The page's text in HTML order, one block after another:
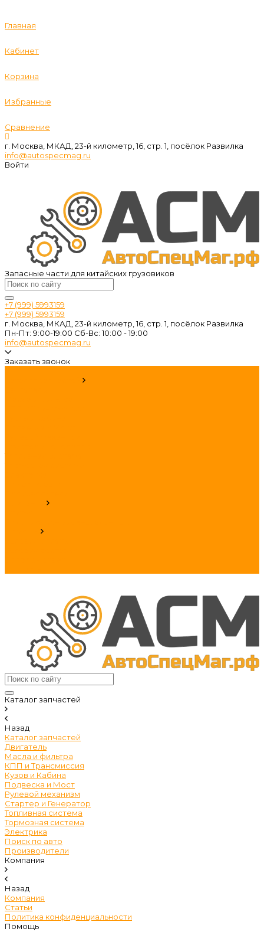
Главная
Кабинет
Корзина
Избранные
Сравнение
г. Москва, МКАД, 23-й километр, 16, стр. 1, посёлок Развилка
info@autospecmag.ru
Войти
Запасные части для китайских грузовиков
+7 (999) 5993159
+7 (999) 5993159
г. Москва, МКАД, 23-й километр, 16, стр. 1, посёлок Развилка
Пн-Пт: 9:00-19:00 Cб-Вс: 10:00 - 19:00
info@autospecmag.ru
Заказать звонок
Каталог запчастей
Назад
Каталог запчастей
Двигатель
Масла и фильтра
КПП и Трансмиссия
Кузов и Кабина
Подвеска и Мост
Рулевой механизм
Стартер и Генератор
Топливная система
Тормозная система
Электрика
Поиск по авто
Производители
Компания
Назад
Компания
Статьи
Политика конфиденциальности
Помощь